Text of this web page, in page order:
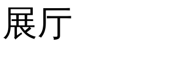
厅